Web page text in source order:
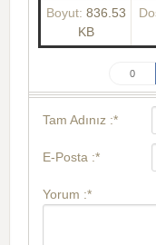
Boyut: 836.53
KB
0
Tam Adınız :*
E-Posta :*
Yorum :*